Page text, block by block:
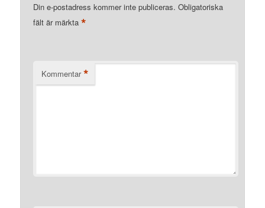
Din e-postadress kommer inte publiceras. Obligatoriska
fält är märkta*
Kommentar *